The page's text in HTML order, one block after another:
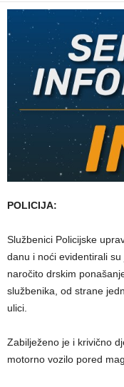
POLICIJA:
Službenici Policijske
danu i noći evidentirali
naročito drskim
službenika, od strane
ulici.
Zabilježeno je i krivično
motorno vozilo pored